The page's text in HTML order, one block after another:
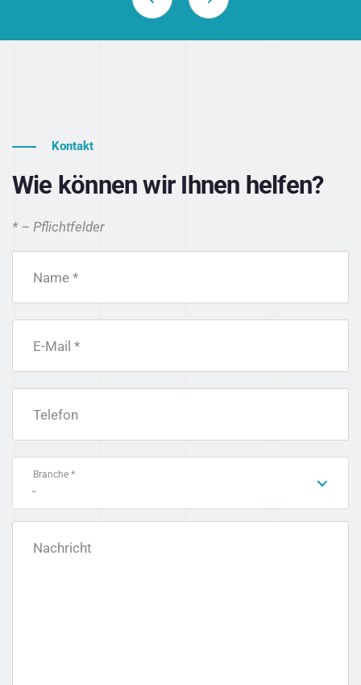
Kontakt
Wie können wir Ihnen helfen?
* – Pflichtfelder
Name *
E-Mail *
Telefon
Branche *
-
Nachricht